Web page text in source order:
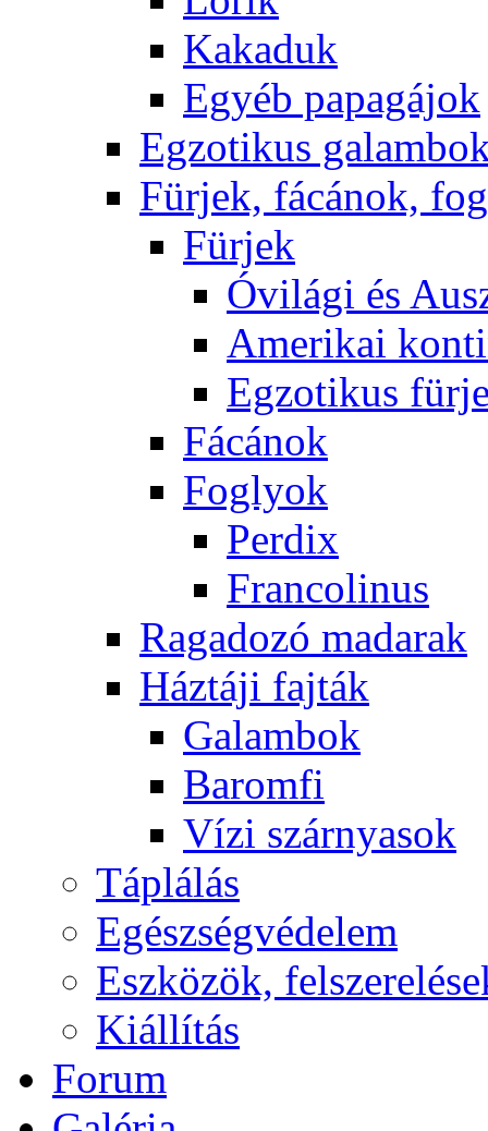
Kakaduk
Egyéb papagájok
Egzotikus
Fürjek, fácánok,
Fürjek
Óvilági és
Amerikai
Egzotikus
Fácánok
Foglyok
Perdix
Francolinus
Ragadozó madarak
Háztáji fajták
Galambok
Baromfi
Vízi szárnyasok
Táplálás
Egészségvédelem
Eszközök,
Kiállítás
Forum